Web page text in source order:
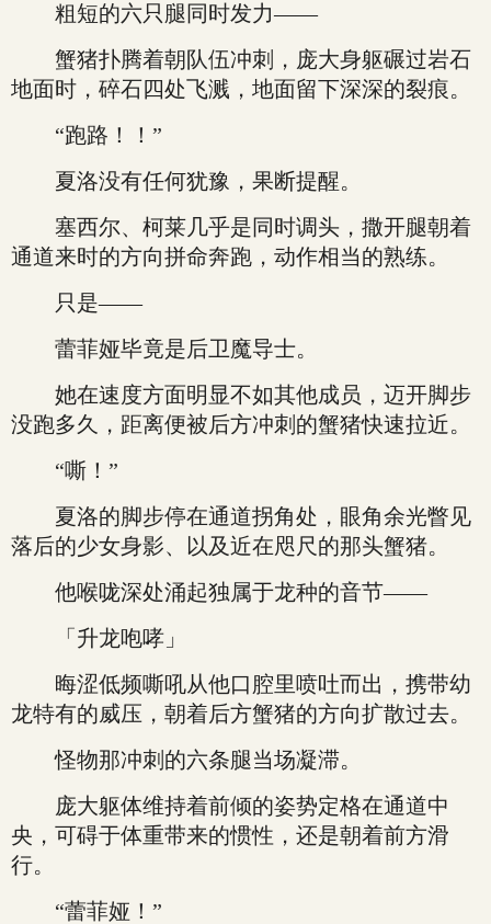
粗短的六只腿同时发力——
蟹猪扑腾着朝队伍冲刺，庞大身躯碾过岩石
地面时，碎石四处飞溅，地面留下深深的裂痕。
“跑路！！”
夏洛没有任何犹豫，果断提醒。
塞西尔、柯莱几乎是同时调头，撒开腿朝着
通道来时的方向拼命奔跑，动作相当的熟练。
只是——
蕾菲娅毕竟是后卫魔导士。
她在速度方面明显不如其他成员，迈开脚步
没跑多久，距离便被后方冲刺的蟹猪快速拉近。
“嘶！”
夏洛的脚步停在通道拐角处，眼角余光瞥见
落后的少女身影、以及近在咫尺的那头蟹猪。
他喉咙深处涌起独属于龙种的音节——
「升龙咆哮」
晦涩低频嘶吼从他口腔里喷吐而出，携带幼
龙特有的威压，朝着后方蟹猪的方向扩散过去。
怪物那冲刺的六条腿当场凝滞。
庞大躯体维持着前倾的姿势定格在通道中
央，可碍于体重带来的惯性，还是朝着前方滑
行。
“蕾菲娅！”